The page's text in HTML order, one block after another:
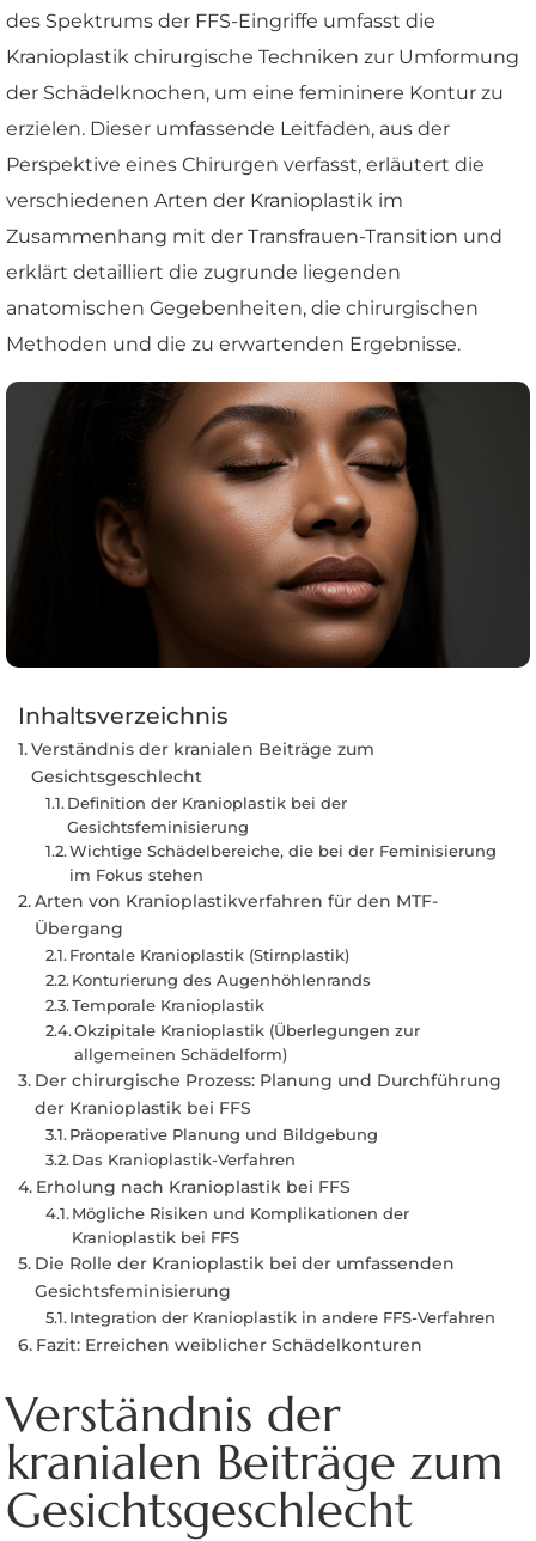
des Spektrums der FFS-Eingriffe umfasst die
Kranioplastik chirurgische Techniken zur Umformung
der Schädelknochen, um eine femininere Kontur zu
erzielen. Dieser umfassende Leitfaden, aus der
Perspektive eines Chirurgen verfasst, erläutert die
verschiedenen Arten der Kranioplastik im
Zusammenhang mit der Transfrauen-Transition und
erklärt detailliert die zugrunde liegenden
anatomischen Gegebenheiten, die chirurgischen
Methoden und die zu erwartenden Ergebnisse.
Inhaltsverzeichnis
Verständnis der kranialen Beiträge zum
Gesichtsgeschlecht
Definition der Kranioplastik bei der
Gesichtsfeminisierung
Wichtige Schädelbereiche, die bei der Feminisierung
im Fokus stehen
Arten von Kranioplastikverfahren für den MTF-
Übergang
Frontale Kranioplastik (Stirnplastik)
Konturierung des Augenhöhlenrands
Temporale Kranioplastik
Okzipitale Kranioplastik (Überlegungen zur
allgemeinen Schädelform)
Der chirurgische Prozess: Planung und Durchführung
der Kranioplastik bei FFS
Präoperative Planung und Bildgebung
Das Kranioplastik-Verfahren
Erholung nach Kranioplastik bei FFS
Mögliche Risiken und Komplikationen der
Kranioplastik bei FFS
Die Rolle der Kranioplastik bei der umfassenden
Gesichtsfeminisierung
Integration der Kranioplastik in andere FFS-Verfahren
Fazit: Erreichen weiblicher Schädelkonturen
Verständnis der
kranialen Beiträge zum
Gesichtsgeschlecht